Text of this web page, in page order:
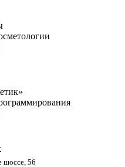
шоссе, 56